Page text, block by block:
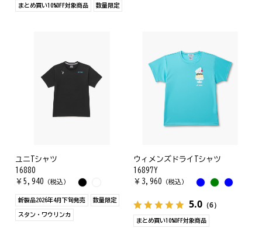
まとめ買い10%OFF対象商品 数量限定
ユニTシャツ
16880
￥ 5,940 （税込）
新製品2026年4月下旬発売 数量限定
スタン・ワウリンカ
ウィメンズドライTシャツ
16897Y
￥ 3,960 （税込）
5.0（6）
まとめ買い10%OFF対象商品